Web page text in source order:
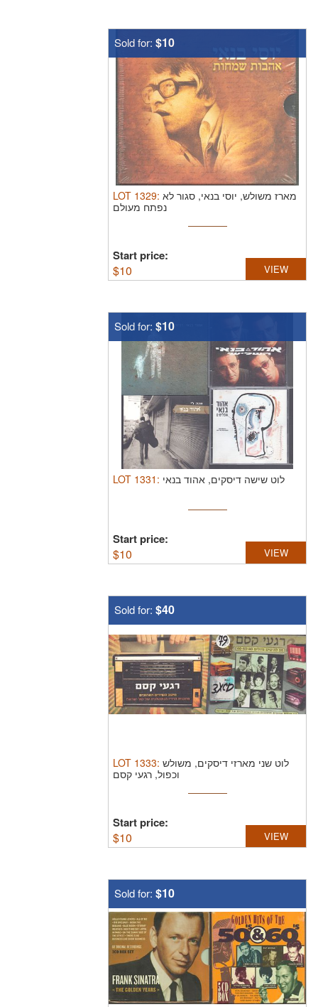
Sold for: $10
LOT 1329: מארז משולש, יוסי בנאי, סגור לא
נפתח מעולם
Start price:
$10 VIEW
Sold for: $10
LOT 1331 : לוט שישה דיסקים, אהוד בנאי
Start price:
$10 VIEW
Sold for: $40
LOT 1333: לוט שני מארזי דיסקים, משולש
וכפול, רגעי קסם
Start price:
$10 VIEW
Sold for: $10